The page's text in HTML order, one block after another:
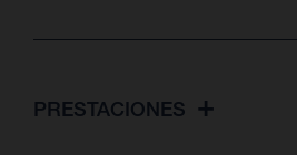
PRESTACIONES